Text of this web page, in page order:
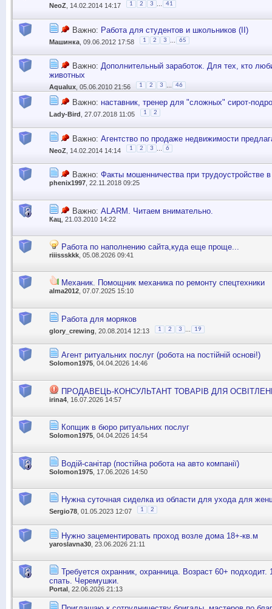
NeoZ , 14.02.2014 14:17 1 2 3 41
Важно: Работа для студентов и школьников (II)
Машинка , 09.06.2012 17:58 1 2 3 65
Важно: Дополнительный заработок. Для тех, кто
животных
Aqualux , 05.06.2010 21:56 1 2 3 46
Важно: наставник, тренер для "сложных" сирот-
Lady-Bird , 27.07.2018 11:05 1 2
Важно: Агентство по продаже недвижимости
NeoZ , 14.02.2014 14:14 1 2 3 6
Важно: Факты мошенничества при трудоустройстве
phenix1997 , 22.11.2018 09:25
Важно: ALARM. Читаем внимательно.
Кац , 21.03.2010 14:22
Работа по наполнению сайта,куда еще проще...
riiissskkk , 05.08.2026 09:41
Механик. Помощник механика по ремонту спецтехники
alma2012, 07.07.2025 15:10
Работа для моряков
glory_crewing , 20.08.2014 12:13 1 2 3 19
Агент ритуальних послуг (робота на постійній основі!)
Solomon1975 , 04.04.2026 14:46
ПРОДАВЕЦЬ-КОНСУЛЬТАНТ ТОВАРІВ ДЛЯ
irina4 , 16.07.2026 14:57
Копщик в бюро ритуальних послуг
Solomon1975 , 04.04.2026 14:54
Водій-санітар (постійна робота на авто компанії)
Solomon1975 , 17.06.2026 14:50
Нужна суточная сиделка из области для ухода для
Sergio78 , 01.05.2023 12:07 1 2
Нужно зацементировать проход возле дома 18+-кв.м
yaroslavna30 , 23.06.2026 21:11
Требуется охранник, охранница. Возраст 60+
спать. Черемушки.
Portal , 22.06.2026 21:13